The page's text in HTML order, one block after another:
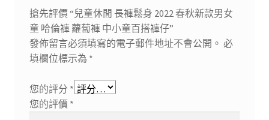
搶先評價 “兒童休閒 長褲鬆身 2022 春秋新款男女
童 哈倫褲 蘿蔔褲 中小童百搭褲仔”
發佈留言必須填寫的電子郵件地址不會公開。 必
填欄位標示為 *
您的評分 *
您的評價 *